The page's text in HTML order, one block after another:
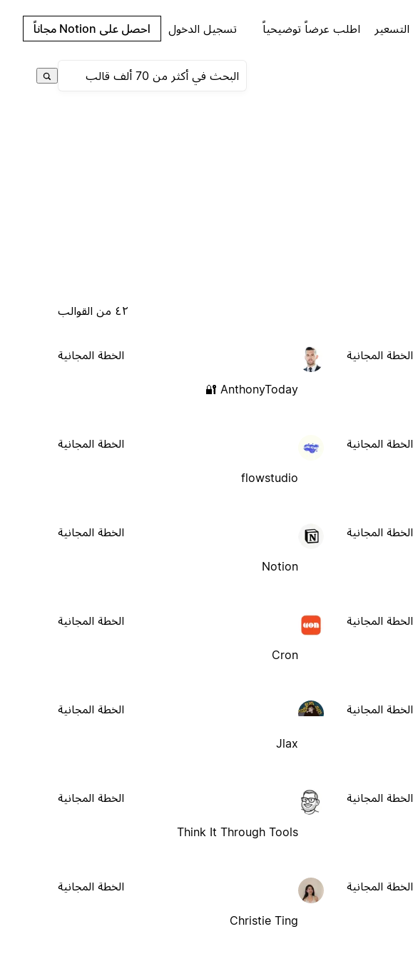
التسعير اطلب عرضاً توضيحياً تسجيل الدخول احصل على Notion مجاناً
٤٢ من القوالب
الخطة المجانية
AnthonyToday 🔐
الخطة المجانية
الخطة المجانية
flowstudio
الخطة المجانية
الخطة المجانية
Notion
الخطة المجانية
الخطة المجانية
Cron
الخطة المجانية
الخطة المجانية
Jlax
الخطة المجانية
الخطة المجانية
Think It Through Tools
الخطة المجانية
الخطة المجانية
Christie Ting
الخطة المجانية